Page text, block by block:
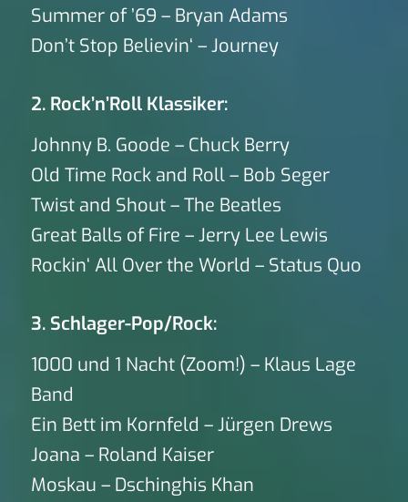
Summer of ’69 – Bryan Adams
Don’t Stop Believin‘ – Journey
2. Rock’n’Roll Klassiker:
Johnny B. Goode – Chuck Berry
Old Time Rock and Roll – Bob Seger
Twist and Shout – The Beatles
Great Balls of Fire – Jerry Lee Lewis
Rockin‘ All Over the World – Status Quo
3. Schlager-Pop/Rock:
1000 und 1 Nacht (Zoom!) – Klaus Lage
Band
Ein Bett im Kornfeld – Jürgen Drews
Joana – Roland Kaiser
Moskau – Dschinghis Khan